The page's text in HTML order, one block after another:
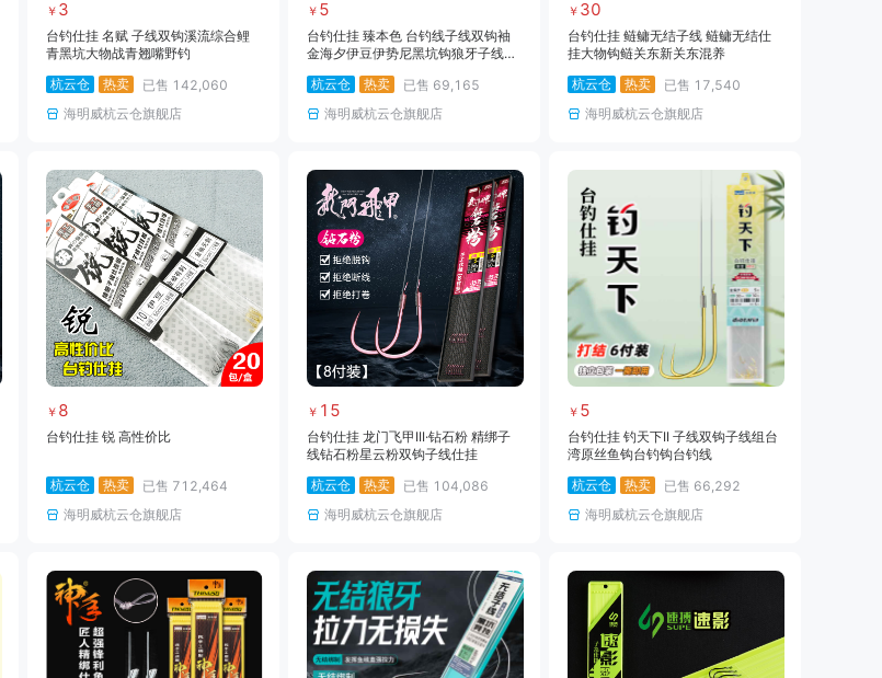
￥ 3
台钓仕挂 名赋 子线双钩溪流综合鲤
青黑坑大物战青翘嘴野钓
杭云仓
热卖 已售 142,060
海明威杭云仓旗舰店
￥ 5
台钓仕挂 臻本色 台钓线子线双钩袖
金海夕伊豆伊势尼黑坑钩狼牙子线仕
杭云仓
热卖 已售 69,165
海明威杭云仓旗舰店
￥ 30
台钓仕挂 鲢鳙无结子线 鲢鳙无结仕
挂大物钩鲢关东新关东混养
杭云仓
热卖 已售 17,540
海明威杭云仓旗舰店
￥ 8
台钓仕挂 锐 高性价比
杭云仓 热卖 已售 712,464
海明威杭云仓旗舰店
￥ 15
台钓仕挂 龙门飞甲III·钻石粉 精绑子
线钻石粉星云粉双钩子线仕挂
杭云仓
热卖 已售 104,086
海明威杭云仓旗舰店
￥ 5
台钓仕挂 钓天下II 子线双钩子线组台
湾原丝鱼钩台钓钩台钓线
杭云仓
热卖 已售 66,292
海明威杭云仓旗舰店